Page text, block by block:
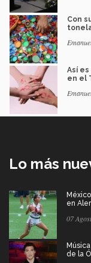
Con
Así es
en el
Lo más
en
07
de la